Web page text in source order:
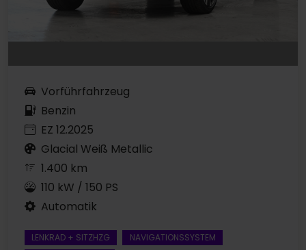
Vorführfahrzeug
Benzin
EZ 12.2025
Glacial Weiß Metallic
1.400 km
110 kW / 150 PS
Automatik
LENKRAD + SITZHZG
NAVIGATIONSSYSTEM